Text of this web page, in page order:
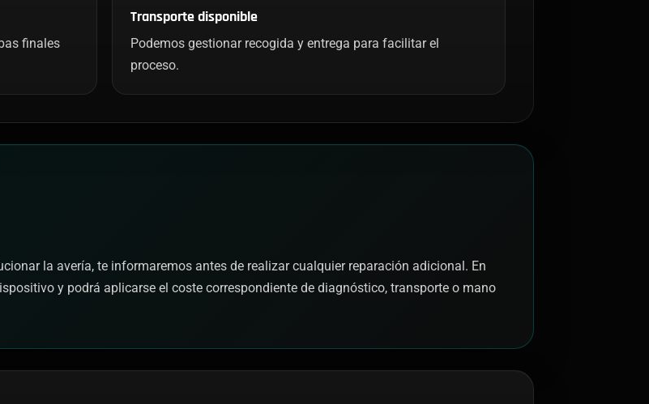
finales
Transporte disponible
Podemos gestionar recogida y entrega para facilitar el
proceso.
la avería, te informaremos antes de realizar cualquier reparación adicional. En
y podrá aplicarse el coste correspondiente de diagnóstico, transporte o mano